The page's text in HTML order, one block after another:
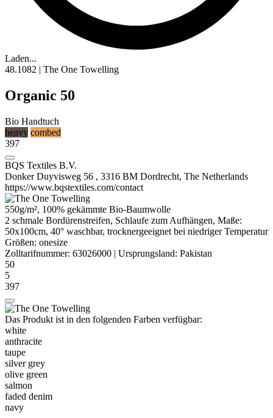
Laden...
48.1082 | The One Towelling
Organic 50
Bio Handtuch
heavy combed
397
BQS Textiles B.V.
Donker Duyvisweg 56 , 3316 BM Dordrecht, The Netherlands
https://www.bqstextiles.com/contact
550g/m², 100% gekämmte Bio-Baumwolle
2 schmale Bordürenstreifen, Schlaufe zum Aufhängen, Maße:
50x100cm, 40° waschbar, trocknergeeignet bei niedriger Temperatur
Größen: onesize
Zolltarifnummer: 63026000 | Ursprungsland: Pakistan
50
5
397
Das Produkt ist in den folgenden Farben verfügbar:
white
anthracite
taupe
silver grey
olive green
salmon
faded denim
navy